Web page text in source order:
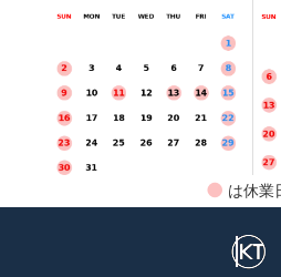
● は休業